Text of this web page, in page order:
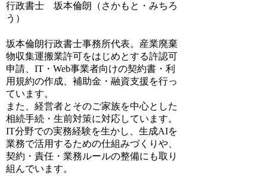
行政書士 坂本倫朗（さかもと・みちろ
う）
坂本倫朗行政書士事務所代表。産業廃棄
物収集運搬業許可をはじめとする許認可
申請、IT・Web事業者向けの契約書・利
用規約の作成、補助金・融資支援を行っ
ています。
また、経営者とそのご家族を中心とした
相続手続・生前対策に対応しています。
IT分野での実務経験を生かし、生成AIを
業務で活用するための仕組みづくりや、
契約・責任・業務ルールの整備にも取り
組んでいます。